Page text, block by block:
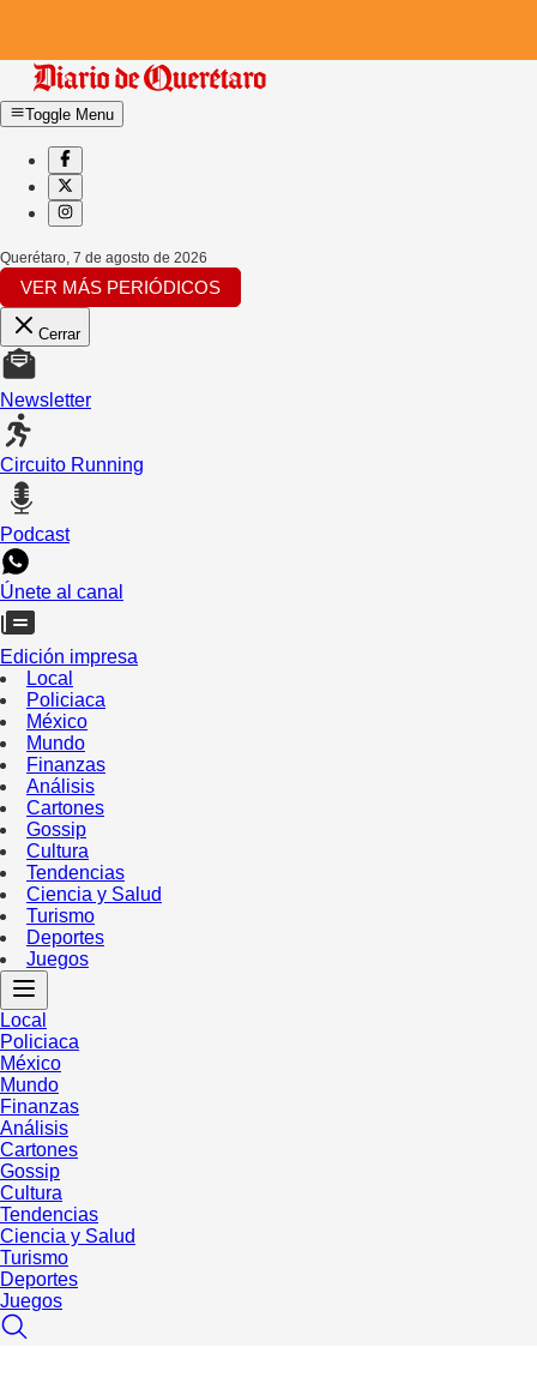
Toggle Menu
Querétaro, 7 de agosto de 2026
VER MÁS PERIÓDICOS
Cerrar
Newsletter
Circuito Running
Podcast
Únete al canal
Edición impresa
Local
Policiaca
México
Mundo
Finanzas
Análisis
Cartones
Gossip
Cultura
Tendencias
Ciencia y Salud
Turismo
Deportes
Juegos
Local
Policiaca
México
Mundo
Finanzas
Análisis
Cartones
Gossip
Cultura
Tendencias
Ciencia y Salud
Turismo
Deportes
Juegos